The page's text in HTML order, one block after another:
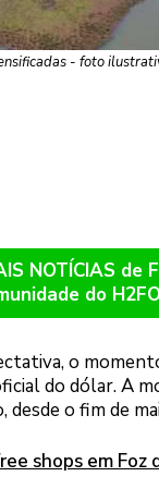
- foto
NOTÍCIAS de
do
o
do dólar. A
desde o fim de
shops em Foz